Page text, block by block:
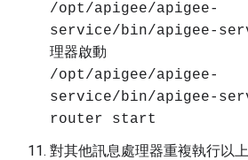
/opt/apigee/apigee-
service/bin/apigee-
理器啟動
/opt/apigee/apigee-
service/bin/apigee-
router start
對其他訊息處理器重複執行以上